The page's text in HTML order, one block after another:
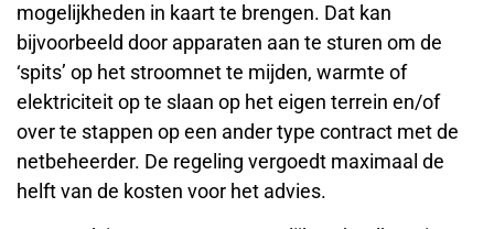
mogelijkheden in kaart te brengen. Dat kan
bijvoorbeeld door apparaten aan te sturen om de
‘spits’ op het stroomnet te mijden, warmte of
elektriciteit op te slaan op het eigen terrein en/of
over te stappen op een ander type contract met de
netbeheerder. De regeling vergoedt maximaal de
helft van de kosten voor het advies.